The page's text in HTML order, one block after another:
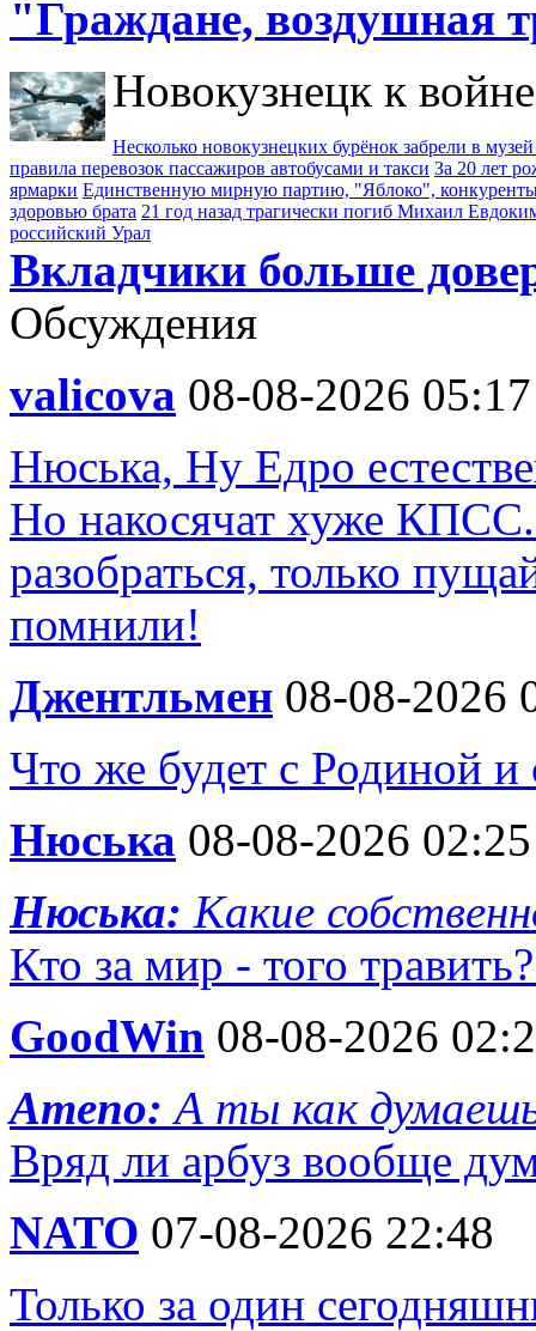
"Граждане, воздушная
Новокузнецк к
Несколько новокузнецких бурёнок забрели в
правила перевозок пассажиров автобусами и такси За 20 лет
ярмарки Единственную мирную партию, "Яблоко", конкуренты
здоровью брата 21 год назад трагически погиб Михаил
российский Урал
Вкладчики больше
Обсуждения
valicova 08-08-2026 05:17
Нюська, Ну Едро
Но накосячат хуже
разобраться, только
помнили!
Джентльмен 08-08-2026
Что же будет с Родиной и
Нюська 08-08-2026 02:25
Нюська: Какие
Кто за мир - того
GoodWin 08-08-2026
Ameno:А ты как
Вряд ли арбуз вообще
NATO 07-08-2026 22:48
Только за один